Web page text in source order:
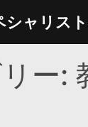
シャリス
リー: